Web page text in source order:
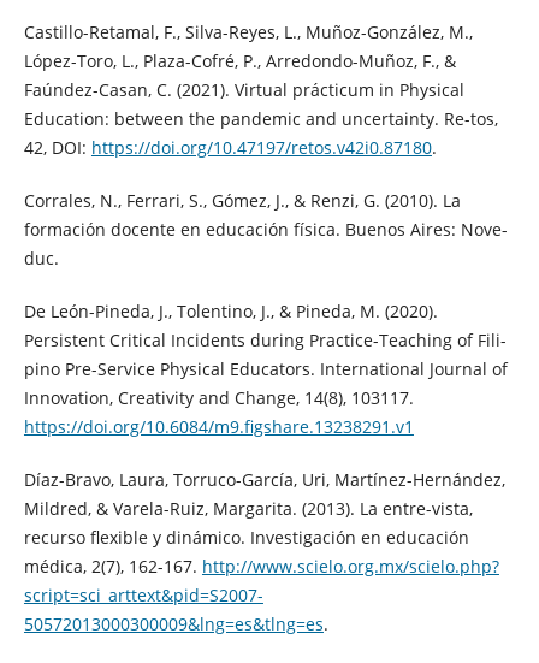
Castillo-Retamal, F., Silva-Reyes, L., Muñoz-González, M.,
López-Toro, L., Plaza-Cofré, P., Arredondo-Muñoz, F., &
Faúndez-Casan, C. (2021). Virtual prácticum in Physical
Education: between the pandemic and uncertainty. Re-tos,
42, DOI: https://doi.org/10.47197/retos.v42i0.87180.
Corrales, N., Ferrari, S., Gómez, J., & Renzi, G. (2010). La
formación docente en educación física. Buenos Aires: Nove-
duc.
De León-Pineda, J., Tolentino, J., & Pineda, M. (2020).
Persistent Critical Incidents during Practice-Teaching of Fili-
pino Pre-Service Physical Educators. International Journal of
Innovation, Creativity and Change, 14(8), 103117.
https://doi.org/10.6084/m9.figshare.13238291.v1
Díaz-Bravo, Laura, Torruco-García, Uri, Martínez-Hernández,
Mildred, & Varela-Ruiz, Margarita. (2013). La entre-vista,
recurso flexible y dinámico. Investigación en educación
médica, 2(7), 162-167. http://www.scielo.org.mx/scielo.php?
script=sci_arttext&pid=S2007-
50572013000300009&lng=es&tlng=es.